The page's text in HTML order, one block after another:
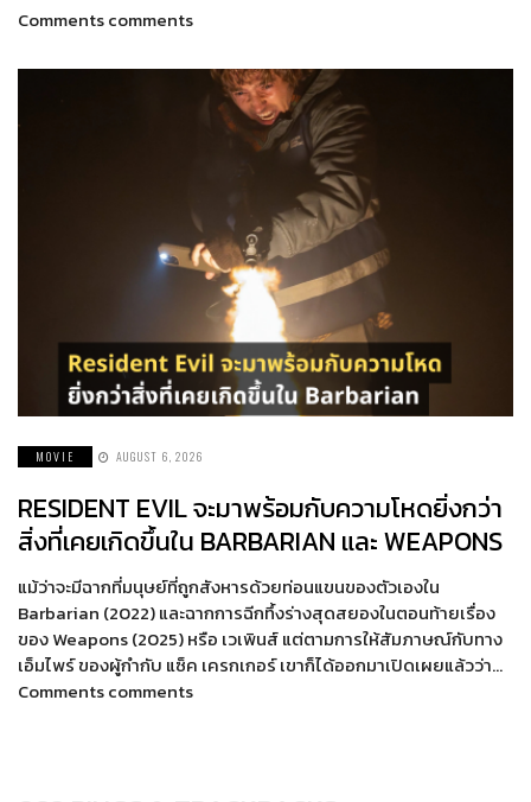
Comments comments
MOVIE AUGUST 6, 2026
RESIDENT EVIL จะมาพร้อมกับความโหดยิ่งกว่า
สิ่งที่เคยเกิดขึ้นใน BARBARIAN และ WEAPONS
แม้ว่าจะมีฉากที่มนุษย์ที่ถูกสังหารด้วยท่อนแขนของตัวเองใน
Barbarian (2022) และฉากการฉีกทึ้งร่างสุดสยองในตอนท้ายเรื่อง
ของ Weapons (2025) หรือ เวเพินส์ แต่ตามการให้สัมภาษณ์กับทาง
เอ็มไพร์ ของผู้กำกับ แซ็ค เครกเกอร์ เขาก็ได้ออกมาเปิดเผยแล้วว่า…
Comments comments